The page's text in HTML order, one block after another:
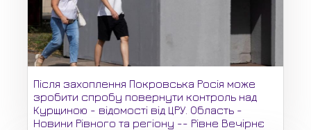
Після захоплення Покровська Росія може
зробити спробу повернути контроль над
Курщиною - відомості від ЦРУ. Область -
Новини Рівного та регіону -- Рівне Вечірнє